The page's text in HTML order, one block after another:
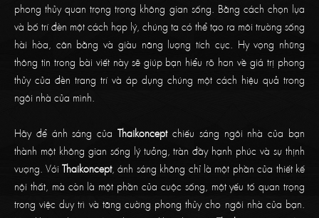
phong thủy quan trọng trong không gian sống. Bằng cách chọn lựa
và bố trí đèn một cách hợp lý, chúng ta có thể tạo ra môi trường sống
hài hòa, cân bằng và giàu năng lượng tích cực. Hy vọng những
thông tin trong bài viết này sẽ giúp bạn hiểu rõ hơn về giá trị phong
thủy của đèn trang trí và áp dụng chúng một cách hiệu quả trong
ngôi nhà của mình.
Hãy để ánh sáng của Thaikonceptchiếu sáng ngôi nhà của bạn
thành một không gian sống lý tưởng, tràn đầy hạnh phúc và sự thịnh
vượng. Với Thaikoncept, ánh sáng không chỉ là một phần của thiết kế
nội thất, mà còn là một phần của cuộc sống, một yếu tố quan trọng
trong việc duy trì và tăng cường phong thủy cho ngôi nhà của bạn.